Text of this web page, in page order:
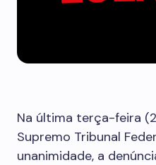
Na última terça-feira
Supremo Tribunal
unanimidade, a